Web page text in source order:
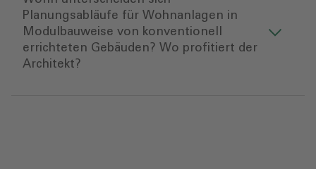
Planungsabläufe für Wohnanlagen in
Modulbauweise von konventionell
errichteten Gebäuden? Wo profitiert der
Architekt?